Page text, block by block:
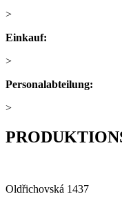
>
Einkauf:
>
Personalabteilung:
>
Oldřichovská 1437